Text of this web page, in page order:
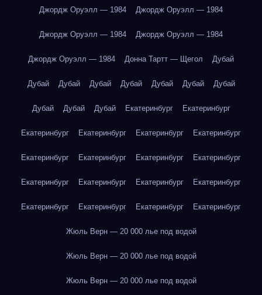
Джордж Оруэлл — 1984 Джордж Оруэлл — 1984
Джордж Оруэлл — 1984 Джордж Оруэлл — 1984
Джордж Оруэлл — 1984 Донна Тартт — Щегол Дубай
Дубай Дубай Дубай Дубай Дубай Дубай Дубай
Дубай Дубай Дубай Екатеринбург Екатеринбург
Екатеринбург Екатеринбург Екатеринбург Екатеринбург
Екатеринбург Екатеринбург Екатеринбург Екатеринбург
Екатеринбург Екатеринбург Екатеринбург Екатеринбург
Екатеринбург Екатеринбург Екатеринбург Екатеринбург
Жюль Верн — 20 000 лье под водой
Жюль Верн — 20 000 лье под водой
Жюль Верн — 20 000 лье под водой